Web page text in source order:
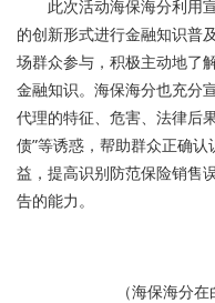
此次活动海保海分利用
的创新形式进行金融知识普
场群众参与，积极主动地了
金融知识。海保海分也充分
代理的特征、危害、法律后
债”等诱惑，帮助群众正确
益，提高识别防范保险销售
告的能力。
（海保海分